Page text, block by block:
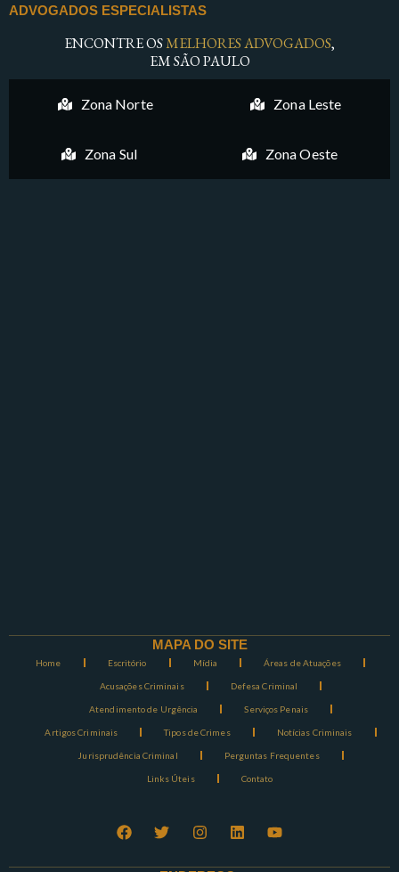
ADVOGADOS ESPECIALISTAS
ENCONTRE OSMELHORES ADVOGADOS,
EM SÃO PAULO
Zona Norte Zona Leste
Zona Sul Zona Oeste
MAPA DO SITE
Home Escritório Mídia Áreas de Atuações
Acusações Criminais Defesa Criminal
Atendimento de Urgência Serviços Penais
Artigos Criminais Tipos de Crimes Notícias Criminais
Jurisprudência Criminal Perguntas Frequentes
Links Úteis Contato